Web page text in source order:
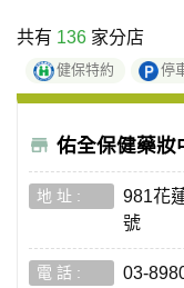
共有 136 家分店
健保特約 停
佑全保健藥妝
981花
號
03-